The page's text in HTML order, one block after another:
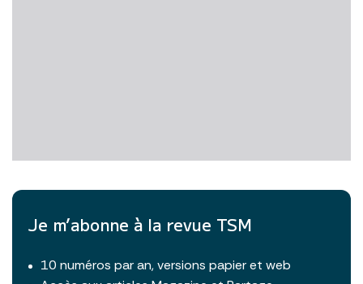
Je m’abonne à la revue TSM
10 numéros par an, versions papier et web